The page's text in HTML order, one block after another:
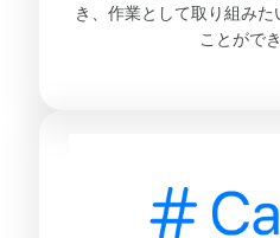
き、作業として取り組み
ことがで